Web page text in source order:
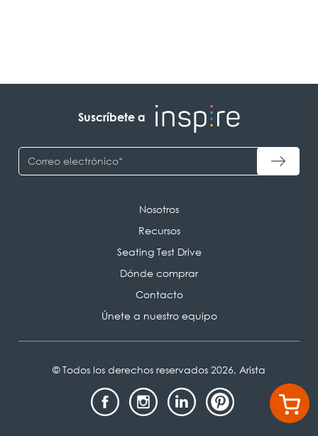
Suscríbete a
Nosotros
Recursos
Seating Test Drive
Dónde comprar
Contacto
Únete a nuestro equipo
© Todos los derechos reservados 2026, Arista